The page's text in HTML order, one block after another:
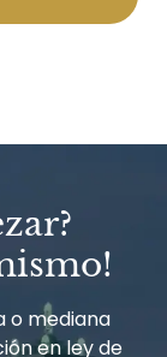
o mediana
en ley de